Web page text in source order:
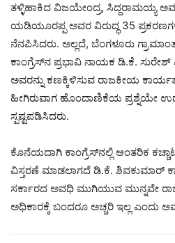
ತಳ್ಳಿಹಾಕಿದ ವಿಜಯೇಂದ್ರ, ಸಿದ್ದರಾಮಯ್ಯ
ಯಡಿಯೂರಪ್ಪ ಅವರ ವಿರುದ್ಧ 35
ನೆನಪಿಸಿದರು. ಅಲ್ಲದೆ, ಬೆಂಗಳೂರು
ಕಾಂಗ್ರೆಸ್‌ನ ಪ್ರಭಾವಿ ನಾಯಕ ಡಿ.ಕೆ.
ಅವರನ್ನು ಕಣಕ್ಕಿಳಿಸುವ ರಾಜಕೀಯ
ಹೀಗಿರುವಾಗ ಹೊಂದಾಣಿಕೆಯ ಪ್ರಶ್ನೆಯೇ
ಸ್ಪಷ್ಟಪಡಿಸಿದರು.
ಕೊನೆಯದಾಗಿ ಕಾಂಗ್ರೆಸ್‌ನಲ್ಲಿ ಆಂತರಿಕ
ವಿಸ್ತರಣೆ ಮಾಡಲಾಗದೆ ಡಿ.ಕೆ. ಶಿವಕುಮಾರ್
ಸರ್ಕಾರದ ಅವಧಿ ಮುಗಿಯುವ ಮುನ್ನವೇ
ಅಧಿಕಾರಕ್ಕೆ ಬಂದರೂ ಅಚ್ಚರಿ ಇಲ್ಲ ಎಂದು